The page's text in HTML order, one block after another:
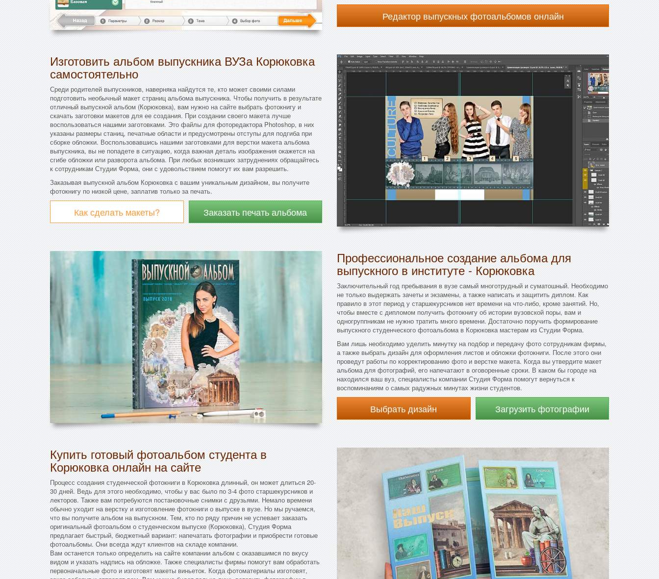
Редактор выпускных фотоальбомов онлайн
Изготовить альбом выпускника ВУЗа Корюковка
самостоятельно
Среди родителей выпускников, наверняка найдутся те, кто может своими силами
подготовить необычный макет страниц альбома выпускника. Чтобы получить в результате
отличный выпускной альбом (Корюковка), вам нужно на сайте выбрать фотокнигу и
скачать заготовки макетов для ее создания. При создании своего макета лучше
воспользоваться нашими заготовками. Это файлы для фоторедактора Photoshop, в них
указаны размеры станиц, печатные области и предусмотрены отступы для подгиба при
сборке обложки. Воспользовавшись нашими заготовками для верстки макета альбома
выпускника, вы не попадете в ситуацию, когда важная деталь изображения окажется на
сгибе обложки или разворота альбома. При любых возникших затруднениях обращайтесь
к сотрудникам Студии Форма, они с удовольствием помогут их вам разрешить.
Заказывая выпускной альбом Корюковка с вашим уникальным дизайном, вы получите
фотокнигу по низкой цене, заплатив только за печать.
Как сделать макеты? Заказать печать альбома
Профессиональное создание альбома для
выпускного в институте - Корюковка
Заключительный год пребывания в вузе самый многотрудный и суматошный. Необходимо
не только выдержать зачеты и экзамены, а также написать и защитить диплом. Как
правило в этот период у старшекурсников нет времени на что-либо, кроме занятий. Но,
чтобы вместе с дипломом получить фотокнигу об истории вузовской поры, вам и
одногруппникам не нужно тратить много времени. Достаточно поручить формирование
выпускного студенческого фотоальбома в Корюковка мастерам из Студии Форма.
Вам лишь необходимо уделить минутку на подбор и передачу фото сотрудникам фирмы,
а также выбрать дизайн для оформления листов и обложки фотокниги. После этого они
проведут работы по корректированию фото и верстке макета. Когда вы утвердите макет
альбома для фотографий, его напечатают в оговоренные сроки. В каком бы городе на
находился ваш вуз, специалисты компании Студия Форма помогут вернуться к
воспоминаниям о самых радужных минутах жизни студентов.
Выбрать дизайн Загрузить фотографии
Купить готовый фотоальбом студента в
Корюковка онлайн на сайте
Процесс создания студенческой фотокниги в Корюковка длинный, он может длиться 20-
30 дней. Ведь для этого необходимо, чтобы у вас было по 3-4 фото старшекурсников и
лекторов. Также вам потребуются постановочные снимки с друзьями. Немало времени
обычно уходит на верстку и изготовление фотокниги о выпуске в вузе. Но мы ручаемся,
что вы получите альбом на выпускном. Тем, кто по ряду причин не успевает заказать
оригинальный фотоальбом о студенческом выпуске (Корюковка), Студия Форма
предлагает быстрый, бюджетный вариант: напечатать фотографии и приобрести готовые
фотоальбомы. Они всегда ждут клиентов на складе компании.
Вам останется только определить на сайте компании альбом с оказавшимся по вкусу
видом и указать надпись на обложке. Также специалисты фирмы помогут вам обработать
первоначальные фото и изготовят макеты виньеток. Когда фотоматериалы изготовят,